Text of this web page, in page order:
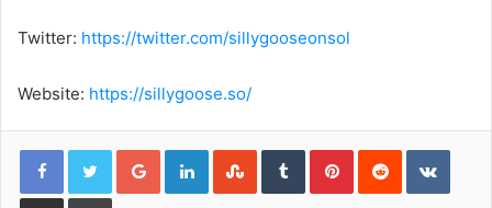
Twitter: https://twitter.com/sillygooseonsol
Website: https://sillygoose.so/
Google+LinkedInStumbleUpon
TumblrPinterestReddit
Share via Email Print